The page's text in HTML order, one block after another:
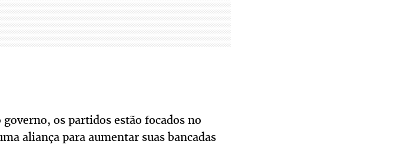
os partidos estão focados no
aliança para aumentar suas bancadas